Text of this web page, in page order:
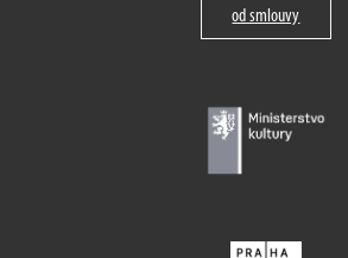
od smlouvy